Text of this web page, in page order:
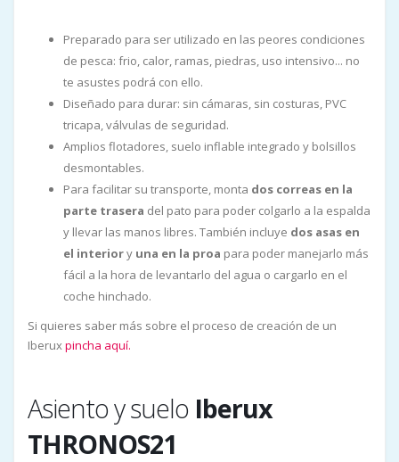
Preparado para ser utilizado en las peores condiciones
de pesca: frio, calor, ramas, piedras, uso intensivo... no
te asustes podrá con ello.
Diseñado para durar: sin cámaras, sin costuras, PVC
tricapa, válvulas de seguridad.
Amplios flotadores, suelo inflable integrado y bolsillos
desmontables.
Para facilitar su transporte, monta dos correas en la
parte trasera del pato para poder colgarlo a la espalda
y llevar las manos libres. También incluye dos asas en
el interiory una en la proa para poder manejarlo más
fácil a la hora de levantarlo del agua o cargarlo en el
coche hinchado.
Si quieres saber más sobre el proceso de creación de un
Iberuxpincha aquí.
Asientoy suelo Iberux
THRONOS21